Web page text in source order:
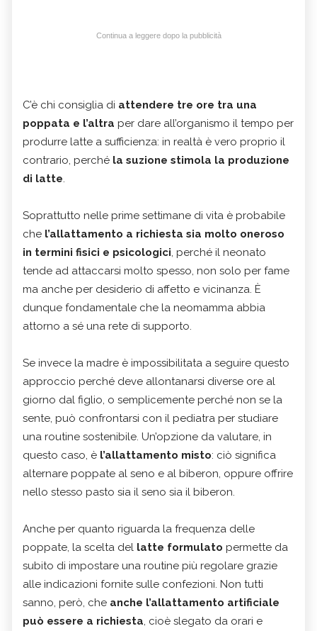
Continua a leggere dopo la pubblicità
C’è chi consiglia di attendere tre ore tra una
poppata e l’altra per dare all’organismo il tempo per
produrre latte a sufficienza: in realtà è vero proprio il
contrario, perché la suzione stimola la produzione
di latte.
Soprattutto nelle prime settimane di vita è probabile
che l’allattamento a richiesta sia molto oneroso
in termini fisici e psicologici, perché il neonato
tende ad attaccarsi molto spesso, non solo per fame
ma anche per desiderio di affetto e vicinanza. È
dunque fondamentale che la neomamma abbia
attorno a sé una rete di supporto.
Se invece la madre è impossibilitata a seguire questo
approccio perché deve allontanarsi diverse ore al
giorno dal figlio, o semplicemente perché non se la
sente, può confrontarsi con il pediatra per studiare
una routine sostenibile. Un’opzione da valutare, in
questo caso, è l’allattamento misto: ciò significa
alternare poppate al seno e al biberon, oppure offrire
nello stesso pasto sia il seno sia il biberon.
Anche per quanto riguarda la frequenza delle
poppate, la scelta del latte formulato permette da
subito di impostare una routine più regolare grazie
alle indicazioni fornite sulle confezioni. Non tutti
sanno, però, che anche l’allattamento artificiale
può essere a richiesta, cioè slegato da orari e